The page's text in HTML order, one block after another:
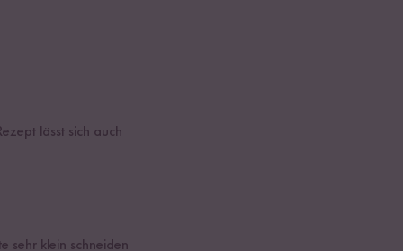
lässt sich auch
sehr klein schneiden